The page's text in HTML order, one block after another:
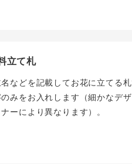
立て札
などを記載してお花に立てる
みをお入れします（細かなデ
ーにより異なります）。